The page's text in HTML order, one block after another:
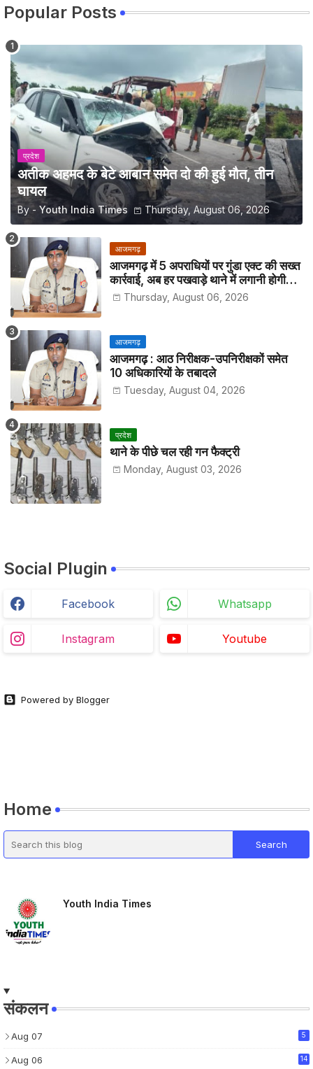
Popular Posts
प्रदेश
अतीक अहमद के बेटे आबान समेत दो की हुई मौत, तीन
घायल
By - Youth India Times Thursday, August 06, 2026
आजमगढ़
आजमगढ़ में 5 अपराधियों पर गुंडा एक्ट की सख्त
कार्रवाई, अब हर पखवाड़े थाने में लगानी होगी
हाजिरीThursday, August 06, 2026
आजमगढ़
आजमगढ़ : आठ निरीक्षक-उपनिरीक्षकों समेत
10 अधिकारियों के तबादले
Tuesday, August 04, 2026
प्रदेश
थाने के पीछे चल रही गन फैक्ट्री
Monday, August 03, 2026
Social Plugin
Facebook Whatsapp
Instagram Youtube
Powered by Blogger
Home
Youth India Times
संकलन
Aug 07 5
Aug 06 14